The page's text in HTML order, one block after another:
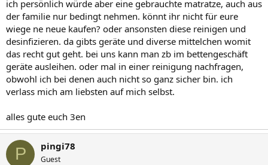
ich persönlich würde aber eine gebrauchte matratze, auch aus
der familie nur bedingt nehmen. könnt ihr nicht für eure
wiege ne neue kaufen? oder ansonsten diese reinigen und
desinfizieren. da gibts geräte und diverse mittelchen womit
das recht gut geht. bei uns kann man zb im bettengeschäft
geräte ausleihen. oder mal in einer reinigung nachfragen,
obwohl ich bei denen auch nicht so ganz sicher bin. ich
verlass mich am liebsten auf mich selbst.
alles gute euch 3en
P pingi78
Guest